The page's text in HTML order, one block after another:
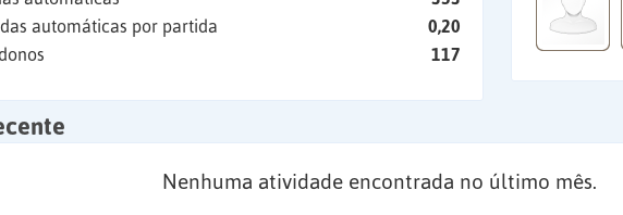
automáticas por partida
0,20
117
Nenhuma atividade encontrada no último mês.